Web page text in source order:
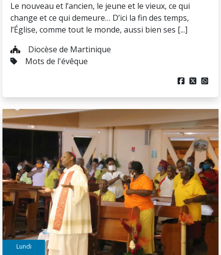
Le nouveau et l’ancien, le jeune et le vieux, ce qui
change et ce qui demeure… D’ici la fin des temps,
l’Église, comme tout le monde, aussi bien ses [...]
Diocèse de Martinique
Mots de l'évêque
  
Lundi